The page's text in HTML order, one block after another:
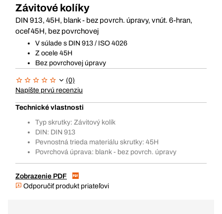
Závitové kolíky
DIN 913, 45H, blank - bez povrch. úpravy, vnút. 6-hran,
oceľ 45H, bez povrchovej
V súlade s DIN 913 / ISO 4026
Z ocele 45H
Bez povrchovej úpravy
(0)
Napíšte prvú recenziu
Technické vlastnosti
Typ skrutky: Závitový kolík
DIN: DIN 913
Pevnostná trieda materiálu skrutky: 45H
Povrchová úprava: blank - bez povrch. úpravy
Zobrazenie PDF
Odporučiť produkt priateľovi